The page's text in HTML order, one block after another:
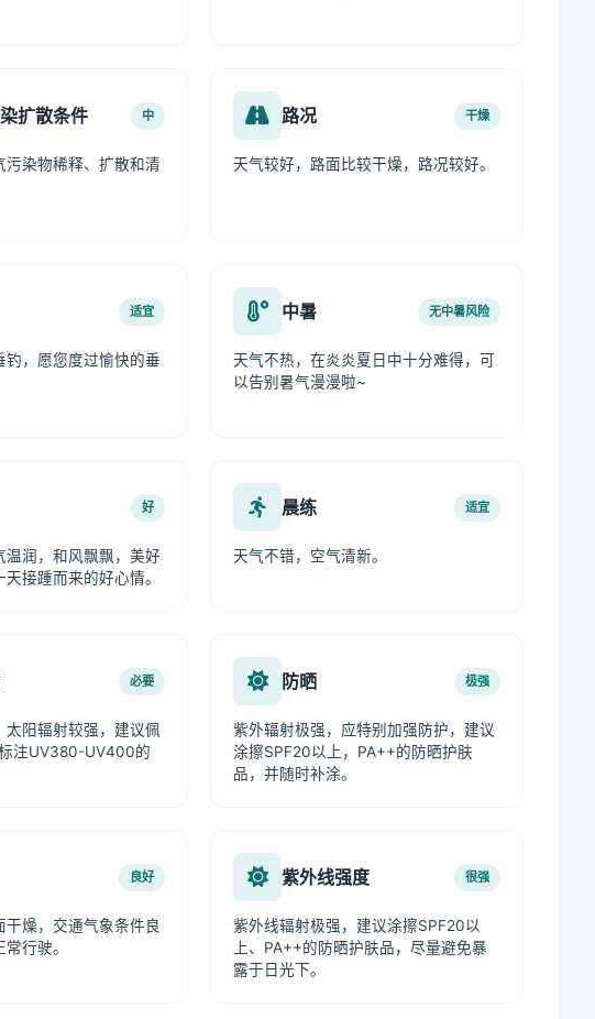
扩散条件 中
污染物稀释、扩散和清
路况 干燥
天气较好，路面比较干燥，路况较好。
适宜
钓，愿您度过愉快的垂
中暑 无中暑风险
天气不热，在炎炎夏日中十分难得，可
以告别暑气漫漫啦~
好
温润，和风飘飘，美好
接踵而来的好心情。
晨练 适宜
天气不错，空气清新。
必要
太阳辐射较强，建议佩
注UV380-UV400的
防晒 极强
紫外辐射极强，应特别加强防护，建议
涂擦SPF20以上，PA++的防晒护肤
品，并随时补涂。
良好
干燥，交通气象条件良
行驶。
紫外线强度 很强
紫外线辐射极强，建议涂擦SPF20以
上、PA++的防晒护肤品，尽量避免暴
露于日光下。